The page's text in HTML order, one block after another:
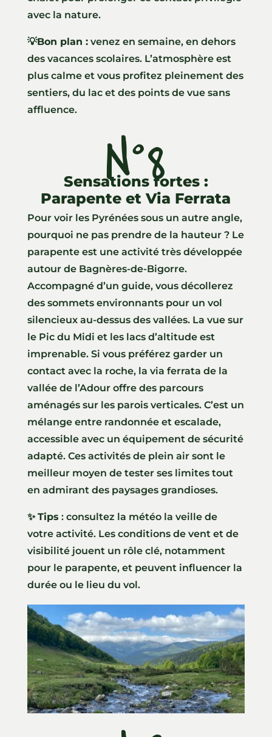
avec la nature.
💡Bon plan :venez en semaine, en dehors
des vacances scolaires. L’atmosphère est
plus calme et vous profitez pleinement des
sentiers, du lac et des points de vue sans
affluence.
N°8
Sensations fortes :
Parapente et Via Ferrata
Pour voir les Pyrénées sous un autre angle,
pourquoi ne pas prendre de la hauteur ? Le
parapente est une activité très développée
autour de Bagnères-de-Bigorre.
Accompagné d’un guide, vous décollerez
des sommets environnants pour un vol
silencieux au-dessus des vallées. La vue sur
le Pic du Midi et les lacs d’altitude est
imprenable. Si vous préférez garder un
contact avec la roche, la via ferrata de la
vallée de l’Adour offre des parcours
aménagés sur les parois verticales. C’est un
mélange entre randonnée et escalade,
accessible avec un équipement de sécurité
adapté. Ces activités de plein air sont le
meilleur moyen de tester ses limites tout
en admirant des paysages grandioses.
✨Tips : consultez la météo la veille de
votre activité. Les conditions de vent et de
visibilité jouent un rôle clé, notamment
pour le parapente, et peuvent influencer la
durée ou le lieu du vol.